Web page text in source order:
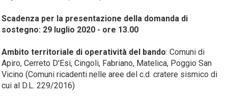
Scadenza per la presentazione della domanda di
sostegno: 29 luglio 2020 - ore 13.00
Ambito territoriale di operatività del bando: Comuni di
Apiro, Cerreto D'Esi, Cingoli, Fabriano, Matelica, Poggio San
Vicino (Comuni ricadenti nelle aree del c.d. cratere sismico di
cui al D.L. 229/2016)